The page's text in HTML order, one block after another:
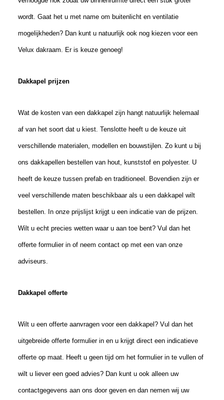
wordt. Gaat het u met name om buitenlicht en ventilatie
mogelijkheden? Dan kunt u natuurlijk ook nog kiezen voor een
Velux dakraam. Er is keuze genoeg!
Dakkapel prijzen
Wat de kosten van een dakkapel zijn hangt natuurlijk helemaal
af van het soort dat u kiest. Tenslotte heeft u de keuzeuit
verschillende materialen, modellenen bouwstijlen. Zo kunt u bij
ons dakkapellen bestellen van hout, kunststof en polyester. U
heeft de keuze tussen prefab en traditioneel. Bovendien zijn er
veel verschillende maten beschikbaar als u een dakkapel wilt
bestellen. In onze prijslijst krijgt u een indicatie van de prijzen.
Wilt u echt precies wetten waar u aan toe bent? Vul dan het
offerte formulier in of neem contact op met een van onze
adviseurs.
Dakkapel offerte
Wilt u een offerte aanvragen voor een dakkapel? Vul dan het
uitgebreide offerte formulier in en u krijgt direct een indicatieve
offerte op maat. Heeft u geen tijd om het formulier in te vullen of
wilt u liever een goed advies? Dan kunt u ook alleen uw
contactgegevens aan ons door geven en dan nemen wij uw